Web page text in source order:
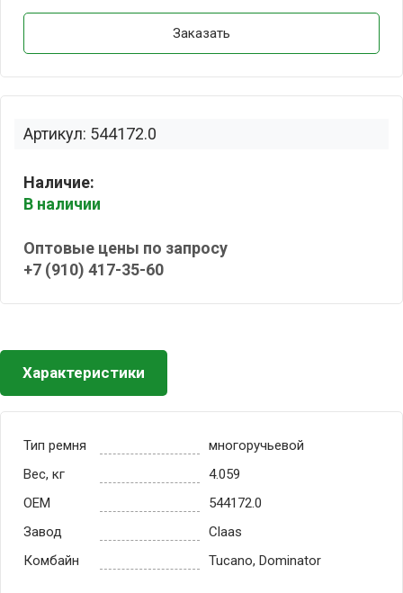
Артикул: 544172.0
Наличие:
В наличии
Оптовые цены по запросу
+7 (910) 417-35-60
Заказать
Характеристики
Тип ремня
многоручьевой
Вес, кг
4.059
OEM
544172.0
Завод
Claas
Комбайн
Tucano, Dominator